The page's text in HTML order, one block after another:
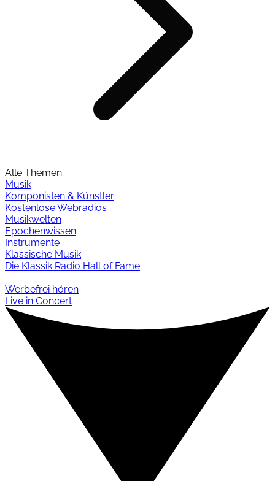
Alle Themen
Musik
Komponisten & Künstler
Kostenlose Webradios
Musikwelten
Epochenwissen
Instrumente
Klassische Musik
Die Klassik Radio Hall of Fame
Werbefrei hören
Live in Concert